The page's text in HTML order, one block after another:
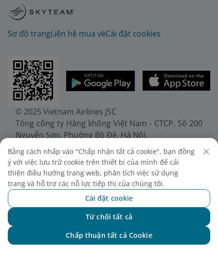
Sơ đồ trangLiên hệ mua véCài đặt cookies
© 2025 Vietnam Airlines JSC
Tổng công ty Hàng không Việt Nam - CTCP. Số 200
Nguyễn Sơn, Phường Bồ Đề, Hà Nội.
Điện thoại: (+84-24) 38272289. Fax: (+84-24)
38722375
Giấy chứng nhận đăng ký doanh nghiệp, mã số
doanh nghiệp 0100107518, đăng ký lần đầu ngày
30/6/2010, đăng ký thay đổi lần thứ 10 ngày
24/7/2025, cấp bởi Sở Tài chính Thành phố Hà Nội.
Bằng cách nhấp vào "Chấp nhận tất cả cookie", bạn đồng
ý với việc lưu trữ cookie trên thiết bị của mình để cải
thiện điều hướng trang web, phân tích việc sử dụng
trang và hỗ trợ các nỗ lực tiếp thị của chúng tôi.
Cài đặt cookie
Từ chối tất cả
Chấp thuận tất cả Cookie